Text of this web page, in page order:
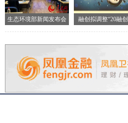
生态环境部新闻发布会
现场
融创拟调整“20融